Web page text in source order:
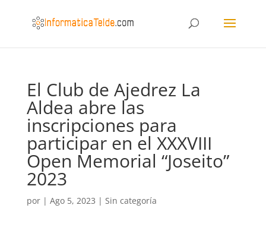
El Club de Ajedrez La
Aldea abre las
inscripciones para
participar en el XXXVIII
Open Memorial “Joseito”
2023
por | Ago 5, 2023 | Sin categoría